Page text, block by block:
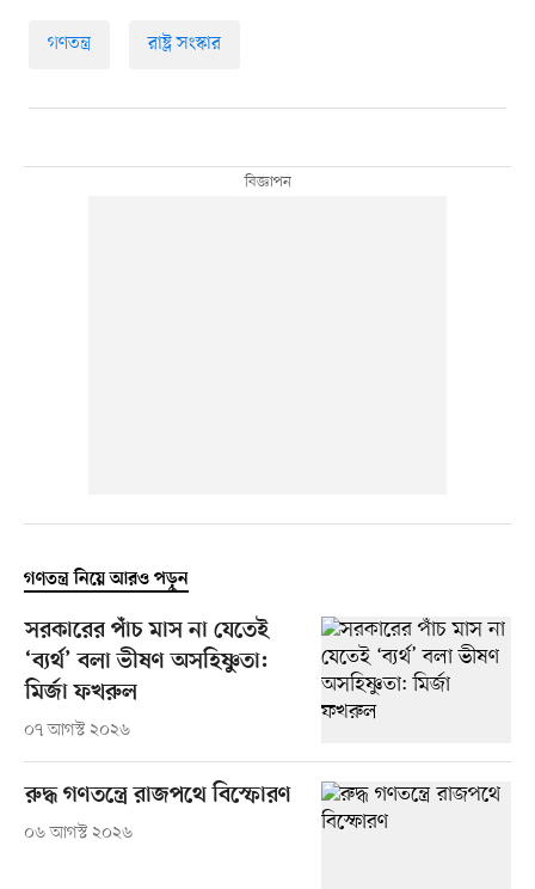
গণতন্ত্র রাষ্ট্র সংস্কার
গণতন্ত্র নিয়ে আরও পড়ুন
সরকারের পাঁচ মাস না যেতেই
‘ব্যর্থ’ বলা ভীষণ অসহিষ্ণুতা:
মির্জা ফখরুল
০৭ আগস্ট ২০২৬
রুদ্ধ গণতন্ত্রে রাজপথে বিস্ফোরণ
০৬ আগস্ট ২০২৬